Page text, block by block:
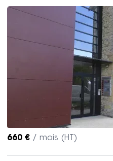
660 € / mois (HT)